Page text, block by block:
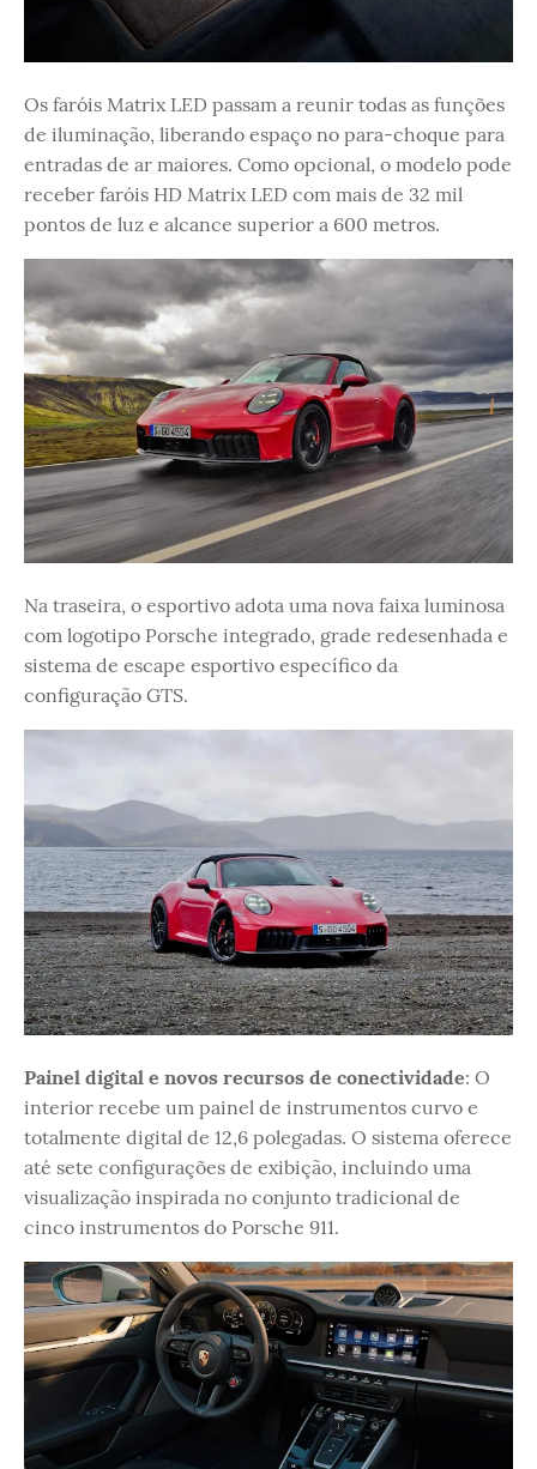
Os faróis Matrix LED passam a reunir todas as funções
de iluminação, liberando espaço no para-choque para
entradas de ar maiores. Como opcional, o modelo pode
receber faróis HD Matrix LED com mais de 32 mil
pontos de luz e alcance superior a 600 metros.
Na traseira, o esportivo adota uma nova faixa luminosa
com logotipo Porsche integrado, grade redesenhada e
sistema de escape esportivo específico da
configuração GTS.
Painel digital e novos recursos de conectividade: O
interior recebe um painel de instrumentos curvo e
totalmente digital de 12,6 polegadas. O sistema oferece
até sete configurações de exibição, incluindo uma
visualização inspirada no conjunto tradicional de
cinco instrumentos do Porsche 911.